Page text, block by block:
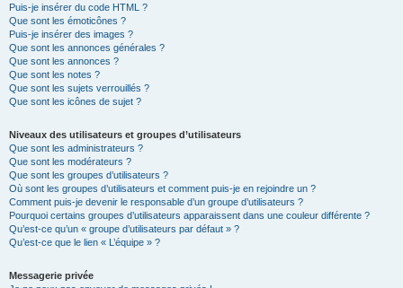
Puis-je insérer du code HTML ?
Que sont les émoticônes ?
Puis-je insérer des images ?
Que sont les annonces générales ?
Que sont les annonces ?
Que sont les notes ?
Que sont les sujets verrouillés ?
Que sont les icônes de sujet ?
Niveaux des utilisateurs et groupes d’utilisateurs
Que sont les administrateurs ?
Que sont les modérateurs ?
Que sont les groupes d’utilisateurs ?
Où sont les groupes d’utilisateurs et comment puis-je en rejoindre un ?
Comment puis-je devenir le responsable d’un groupe d’utilisateurs ?
Pourquoi certains groupes d’utilisateurs apparaissent dans une couleur différente ?
Qu’est-ce qu’un « groupe d’utilisateurs par défaut » ?
Qu’est-ce que le lien « L’équipe » ?
Messagerie privée